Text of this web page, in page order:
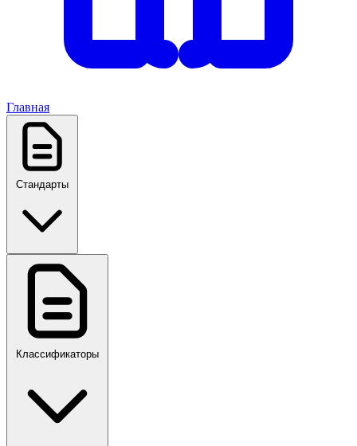
Главная
Стандарты
ГОСТ, ГОСТ Р, ПНСТ
Классификаторы